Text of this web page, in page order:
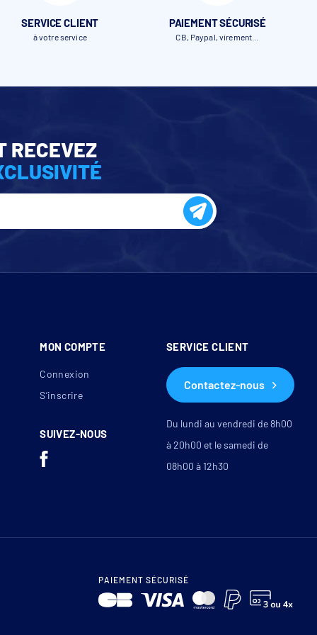
SERVICE CLIENT
à votre service
PAIEMENT SÉCURISÉ
CB, Paypal, virement…
RECEVEZ
MON COMPTE
Connexion
S’inscrire
SUIVEZ-NOUS
SERVICE CLIENT
Contactez-nous
Du lundi au vendredi de 8h00
à 20h00 et le samedi de
08h00 à 12h30
PAIEMENT SÉCURISÉ